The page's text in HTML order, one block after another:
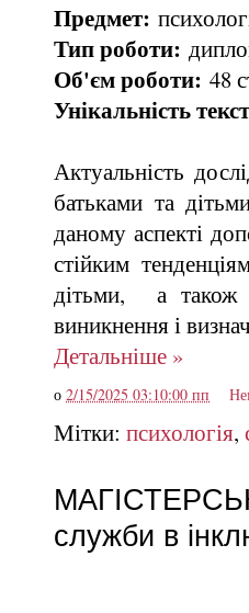
Предмет:
Тип роботи:
Об'єм роботи: 48
Унікальність
Актуальність
батьками та
даному аспекті
стійким
дітьми, а також
виникнення і
Детальніше »
о 2/15/2025 03:10:00 пп
Мітки: психологія,
служби в